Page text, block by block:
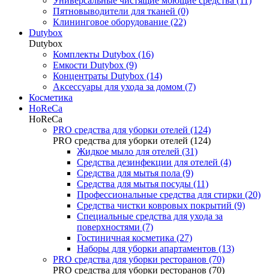
Пятновыводители для тканей (0)
Клининговое оборудование (22)
Dutybox
Dutybox
Комплекты Dutybox (16)
Емкости Dutybox (9)
Концентраты Dutybox (14)
Аксессуары для ухода за домом (7)
Косметика
HoReCa
HoReCa
PRO средства для уборки отелей (124)
PRO средства для уборки отелей (124)
Жидкое мыло для отелей (31)
Средства дезинфекции для отелей (4)
Средства для мытья пола (9)
Средства для мытья посуды (11)
Профессиональные средства для стирки (20)
Средства чистки ковровых покрытий (9)
Специальные средства для ухода за
поверхностями (7)
Гостиничная косметика (27)
Наборы для уборки апартаментов (13)
PRO средства для уборки ресторанов (70)
PRO средства для уборки ресторанов (70)